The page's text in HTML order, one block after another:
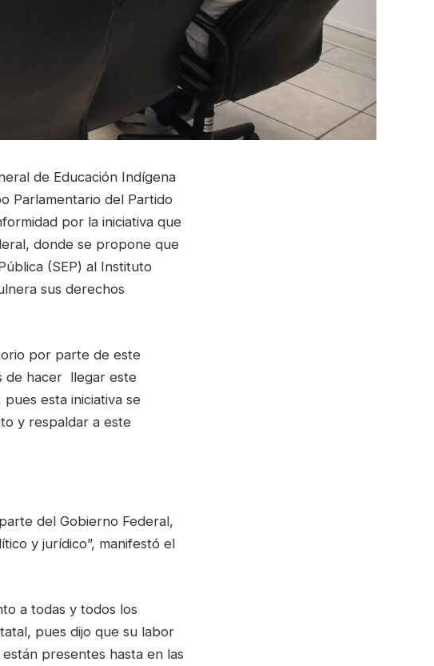
de Educación Indígena
Parlamentario del Partido
por la iniciativa que
donde se propone que
(SEP) al Instituto
sus derechos
por parte de este
de hacer llegar este
esta iniciativa se
y respaldar a este
del Gobierno Federal,
y jurídico”, manifestó el
a todas y todos los
pues dijo que su labor
presentes hasta en las